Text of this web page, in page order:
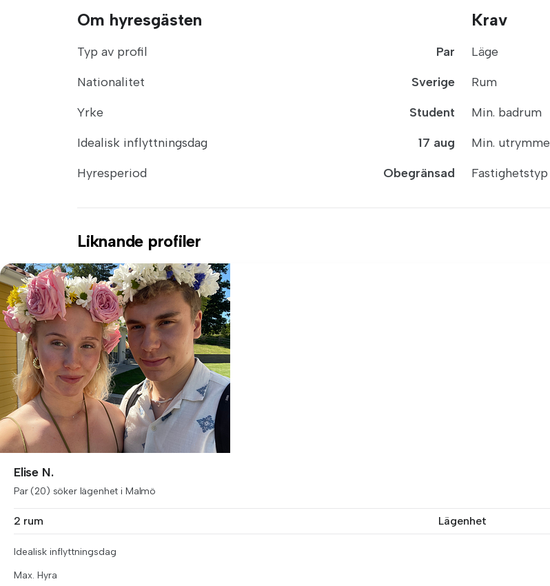
Om hyresgästen
Typ av profil
Par
Nationalitet
Sverige
Yrke
Student
Idealisk inflyttningsdag
17 aug
Hyresperiod
Obegränsad
Krav
Läge
Rum
Min. badrum
Min. utrymme
Fastighetstyp
Liknande profiler
Elise N.
Par (20) söker lägenhet i Malmö
2 rum Lägenhet
Idealisk inflyttningsdag
Max. Hyra